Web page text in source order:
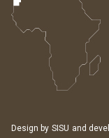
Design by SISU and